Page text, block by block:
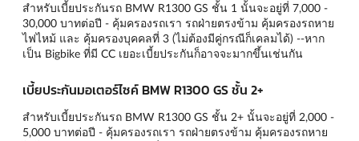
สำหรับเบี้ยประกันรถ BMW R1300 GS ชั้น 1 นั้นจะอยู่ที่ 7,000 -
30,000 บาทต่อปี - คุ้มครองรถเรา รถฝ่ายตรงข้าม คุ้มครองรถหาย
ไฟไหม้ และ คุ้มครองบุคคลที่ 3 (ไม่ต้องมีคู่กรณีก็เคลมได้) --หาก
เป็น Bigbike ที่มี CC เยอะเบี้ยประกันก็อาจจะมากขึ้นเช่นกัน
เบี้ยประกันมอเตอร์ไซค์ BMW R1300 GS ชั้น 2+
สำหรับเบี้ยประกันรถ BMW R1300 GS ชั้น 2+ นั้นจะอยู่ที่ 2,000 -
5,000 บาทต่อปี - คุ้มครองรถเรา รถฝ่ายตรงข้าม คุ้มครองรถหาย